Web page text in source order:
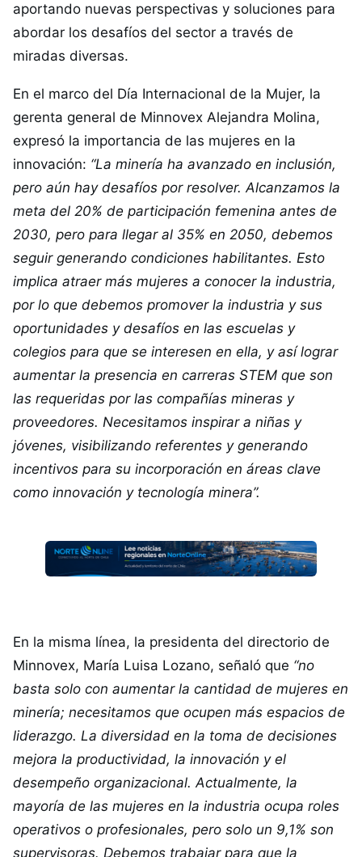
aportando nuevas perspectivas y soluciones para
abordar los desafíos del sector a través de
miradas diversas.
En el marco del Día Internacional de la Mujer, la
gerenta general de Minnovex Alejandra Molina,
expresó la importancia de las mujeres en la
innovación: “La minería ha avanzado en inclusión,
pero aún hay desafíos por resolver. Alcanzamos la
meta del 20% de participación femenina antes de
2030, pero para llegar al 35% en 2050, debemos
seguir generando condiciones habilitantes. Esto
implica atraer más mujeres a conocer la industria,
por lo que debemos promover la industria y sus
oportunidades y desafíos en las escuelas y
colegios para que se interesen en ella, y así lograr
aumentar la presencia en carreras STEM que son
las requeridas por las compañías mineras y
proveedores. Necesitamos inspirar a niñas y
jóvenes, visibilizando referentes y generando
incentivos para su incorporación en áreas clave
como innovación y tecnología minera”.
En la misma línea, la presidenta del directorio de
Minnovex, María Luisa Lozano, señaló que “no
basta solo con aumentar la cantidad de mujeres en
minería; necesitamos que ocupen más espacios de
liderazgo. La diversidad en la toma de decisiones
mejora la productividad, la innovación y el
desempeño organizacional. Actualmente, la
mayoría de las mujeres en la industria ocupa roles
operativos o profesionales, pero solo un 9,1% son
supervisoras. Debemos trabajar para que la